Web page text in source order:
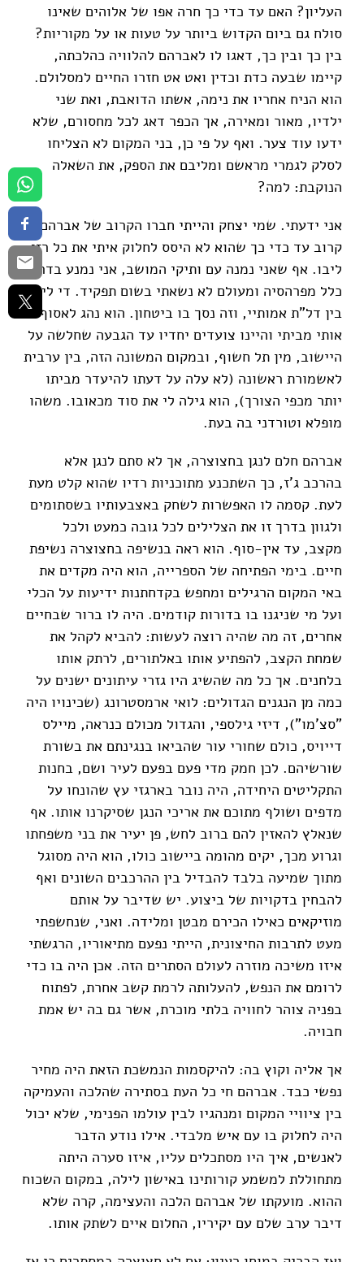
העליון? האם עד כדי כך חרה אפו של אלוהים שאינו
סולח גם ביום הקדוש ביותר על טעות או על מקוריות?
בין כך ובין כך, דאגו לו לאברהם להלוויה כהלכתה,
קיימו שבעה כדת וכדין ואט אט חזרו החיים למסלולם.
הוא הניח אחריו את נימה, אשתו הדואבת, ואת שני
ילדיו, מאור ומאירה, אך הכפר דאג לכל מחסורם, שלא
ידעו עוד צער. ואף על פי כן, בני המקום לא הצליחו
לסלק לגמרי מראשם ומליבם את הספק, את השאלה
הנוקבת: למה?
אני ידעתי. שמי יצחק והייתי חברו הקרוב של אברהם,
קרוב עד כדי כך שהוא לא היסס לחלוק איתי את כל רזי
ליבו. אף שאני נמנה עם ותיקי המושב, אני נמנע בדרך
כלל מפרהסיה ומעולם לא נשאתי בשום תפקיד. די לי
בין דל"ת אמותיי, וזה נסך בו ביטחון. הוא נהג לאסוף
אותי מביתי והיינו צועדים יחדיו עד הגבעה שחלשה על
היישוב, מין תל חשוף, ובמקום המשונה הזה, בין ערבית
לאשמורת ראשונה (לא עלה על דעתו להיעדר מביתו
יותר מכפי הצורך), הוא גילה לי את סוד מכאובו. משהו
מופלא וטורדני בה בעת.
אברהם חלם לנגן בחצוצרה, אך לא סתם לנגן אלא
בהרכב ג'ז, כך השתכנע מתוכניות רדיו שהוא קלט מעת
לעת. קסמה לו האפשרות לשחק באצבעותיו בשסתומים
ולגוון בדרך זו את הצלילים לכל גובה כמעט ולכל
מקצב, עד אין-סוף. הוא ראה בנשיפה בחצוצרה נשיפת
חיים. בימי הפתיחה של הספרייה, הוא היה מקדים את
באי המקום הרגילים ומחפש בקדחתנות ידיעות על הכלי
ועל מי שניגנו בו בדורות קודמים. היה לו ברור שבחיים
אחרים, זה מה שהיה רוצה לעשות: להביא לקהל את
שמחת הקצב, להפתיע אותו באלתורים, לרתק אותו
בלחנים. אך כל מה שהשיג היו גזרי עיתונים ישנים על
כמה מן הנגנים הגדולים: לואי ארמסטרונג (שכינויו היה
"סצ'מו"), דיזי גילספי, והגדול מכולם כנראה, מיילס
דייויס, כולם שחורי עור שהביאו בנגינתם את בשורת
שורשיהם. לכן חמק מדי פעם בפעם לעיר ושם, בחנות
התקליטים היחידה, היה נובר בארגזי עץ שהונחו על
מדפים ושולף מתוכם את אריכי הנגן שסיקרנו אותו. אף
שנאלץ להאזין להם ברוב לחש, פן יעיר את בני משפחתו
וגרוע מכך, יקים מהומה ביישוב כולו, הוא היה מסוגל
מתוך שמיעה בלבד להבדיל בין ההרכבים השונים ואף
להבחין בדקויות של ביצוע. יש שדיבר על אותם
מוזיקאים כאילו הכירם מבטן ומלידה. ואני, שנחשפתי
מעט לתרבות החיצונית, הייתי נפעם מתיאוריו, הרגשתי
איזו משיכה מוזרה לעולם הסתרים הזה. אכן היה בו כדי
לרומם את הנפש, להעלותה לרמת קשב אחרת, לפתוח
בפניה צוהר לחוויה בלתי מוכרת, אשר גם בה יש אמת
חבויה.
אך אליה וקוץ בה: להיקסמות הנמשכת הזאת היה מחיר
נפשי כבד. אברהם חי כל העת בסתירה שהלכה והעמיקה
בין ציוויי המקום ומנהגיו לבין עולמו הפנימי, שלא יכול
היה לחלוק בו עם איש מלבדי. אילו נודע הדבר
לאנשים, איך היו מסתכלים עליו, איזו סערה היתה
מתחוללת למשמע קורותינו באישון לילה, במקום השכוח
ההוא. מועקתו של אברהם הלכה והעצימה, קרה שלא
דיבר ערב שלם עם יקיריו, החלום איים לשתק אותו.